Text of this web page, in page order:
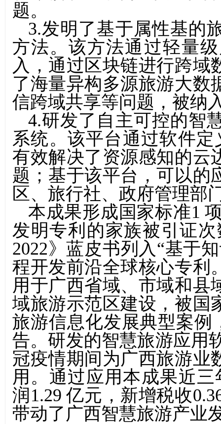
题。
3.发明了基于属性基的
方法。该方法通过轻量
入，通过区块链进行跨域
了海量异构多源旅游大数
信跨域共享等问题，被纳
4.研发了自主可控的智
系统。该平台通过软件定
有效解决了资源感知的云
题；基于该平台，可以的
区、旅行社、政府管理部
本成果形成国家标准1
发明专利的家族被引证
2022》蓝皮书列入“基于
程开发前沿全球核心专利
用于广西省域、市域和县
域旅游示范区建设，被国
旅游信息化发展典型案例
告。研发的智慧旅游应用
冠疫情期间为广西旅游业
用。通过应用本成果近
润 1.29亿元，新增税收
带动了广西智慧旅游产业